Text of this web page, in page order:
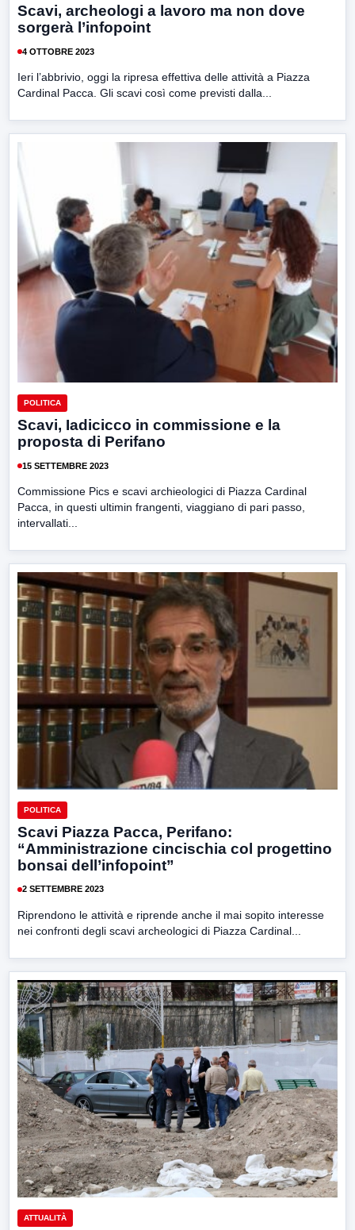
Scavi, archeologi a lavoro ma non dove
sorgerà l’infopoint
4 OTTOBRE 2023
Ieri l’abbrivio, oggi la ripresa effettiva delle attività a Piazza
Cardinal Pacca. Gli scavi così come previsti dalla...
POLITICA
Scavi, Iadicicco in commissione e la
proposta di Perifano
15 SETTEMBRE 2023
Commissione Pics e scavi archieologici di Piazza Cardinal
Pacca, in questi ultimin frangenti, viaggiano di pari passo,
intervallati...
POLITICA
Scavi Piazza Pacca, Perifano:
“Amministrazione cincischia col progettino
bonsai dell’infopoint”
2 SETTEMBRE 2023
Riprendono le attività e riprende anche il mai sopito interesse
nei confronti degli scavi archeologici di Piazza Cardinal...
ATTUALITÀ